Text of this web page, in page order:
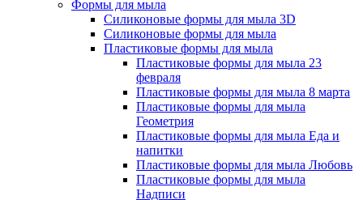
Формы для мыла
Силиконовые формы для мыла 3D
Силиконовые формы для мыла
Пластиковые формы для мыла
Пластиковые формы для мыла 23
февраля
Пластиковые формы для мыла 8 марта
Пластиковые формы для мыла
Геометрия
Пластиковые формы для мыла Еда и
напитки
Пластиковые формы для мыла Любовь
Пластиковые формы для мыла
Надписи